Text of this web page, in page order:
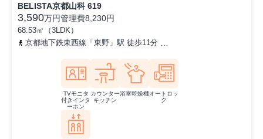
BELISTA京都山科 619
3,590万円管理費8,230円
68.53㎡（3LDK）
京都地下鉄東西線「東野」駅 徒歩11分
TVモニタ
付きインタ
ーホン
カウンター
キッチン
浴室乾燥機オートロッ
ク